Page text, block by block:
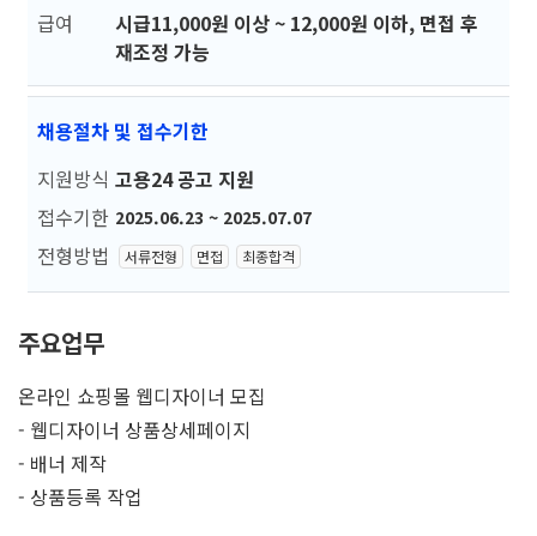
급여
시급11,000원 이상 ~ 12,000원 이하, 면접 후
재조정 가능
채용절차 및 접수기한
지원방식 고용24 공고 지원
접수기한 2025.06.23 ~ 2025.07.07
전형방법 서류전형 면접 최종합격
주요업무
온라인 쇼핑몰 웹디자이너 모집
- 웹디자이너 상품상세페이지
- 배너 제작
- 상품등록 작업